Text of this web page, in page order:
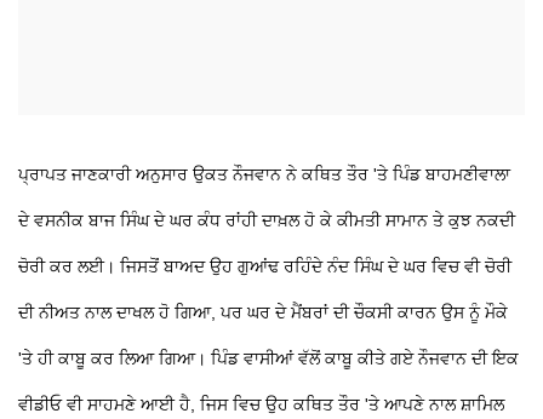
ਪ੍ਰਾਪਤ ਜਾਣਕਾਰੀ ਅਨੁਸਾਰ ਉਕਤ ਨੌਜਵਾਨ ਨੇ ਕਥਿਤ ਤੌਰ 'ਤੇ ਪਿੰਡ ਬਾਹਮਣੀਵਾਲਾ
ਦੇ ਵਸਨੀਕ ਬਾਜ ਸਿੰਘ ਦੇ ਘਰ ਕੰਧ ਰਾਂਹੀ ਦਾਖ਼ਲ ਹੋ ਕੇ ਕੀਮਤੀ ਸਾਮਾਨ ਤੇ ਕੁਝ ਨਕਦੀ
ਚੋਰੀ ਕਰ ਲਈ। ਜਿਸਤੋਂ ਬਾਅਦ ਉਹ ਗੁਆਂਢ ਰਹਿੰਦੇ ਨੰਦ ਸਿੰਘ ਦੇ ਘਰ ਵਿਚ ਵੀ ਚੋਰੀ
ਦੀ ਨੀਅਤ ਨਾਲ ਦਾਖਲ ਹੋ ਗਿਆ, ਪਰ ਘਰ ਦੇ ਮੈਂਬਰਾਂ ਦੀ ਚੌਕਸੀ ਕਾਰਨ ਉਸ ਨੂੰ ਮੌਕੇ
'ਤੇ ਹੀ ਕਾਬੂ ਕਰ ਲਿਆ ਗਿਆ। ਪਿੰਡ ਵਾਸੀਆਂ ਵੱਲੋਂ ਕਾਬੂ ਕੀਤੇ ਗਏ ਨੌਜਵਾਨ ਦੀ ਇਕ
ਵੀਡੀਓ ਵੀ ਸਾਹਮਣੇ ਆਈ ਹੈ, ਜਿਸ ਵਿਚ ਉਹ ਕਥਿਤ ਤੌਰ 'ਤੇ ਆਪਣੇ ਨਾਲ ਸ਼ਾਮਿਲ